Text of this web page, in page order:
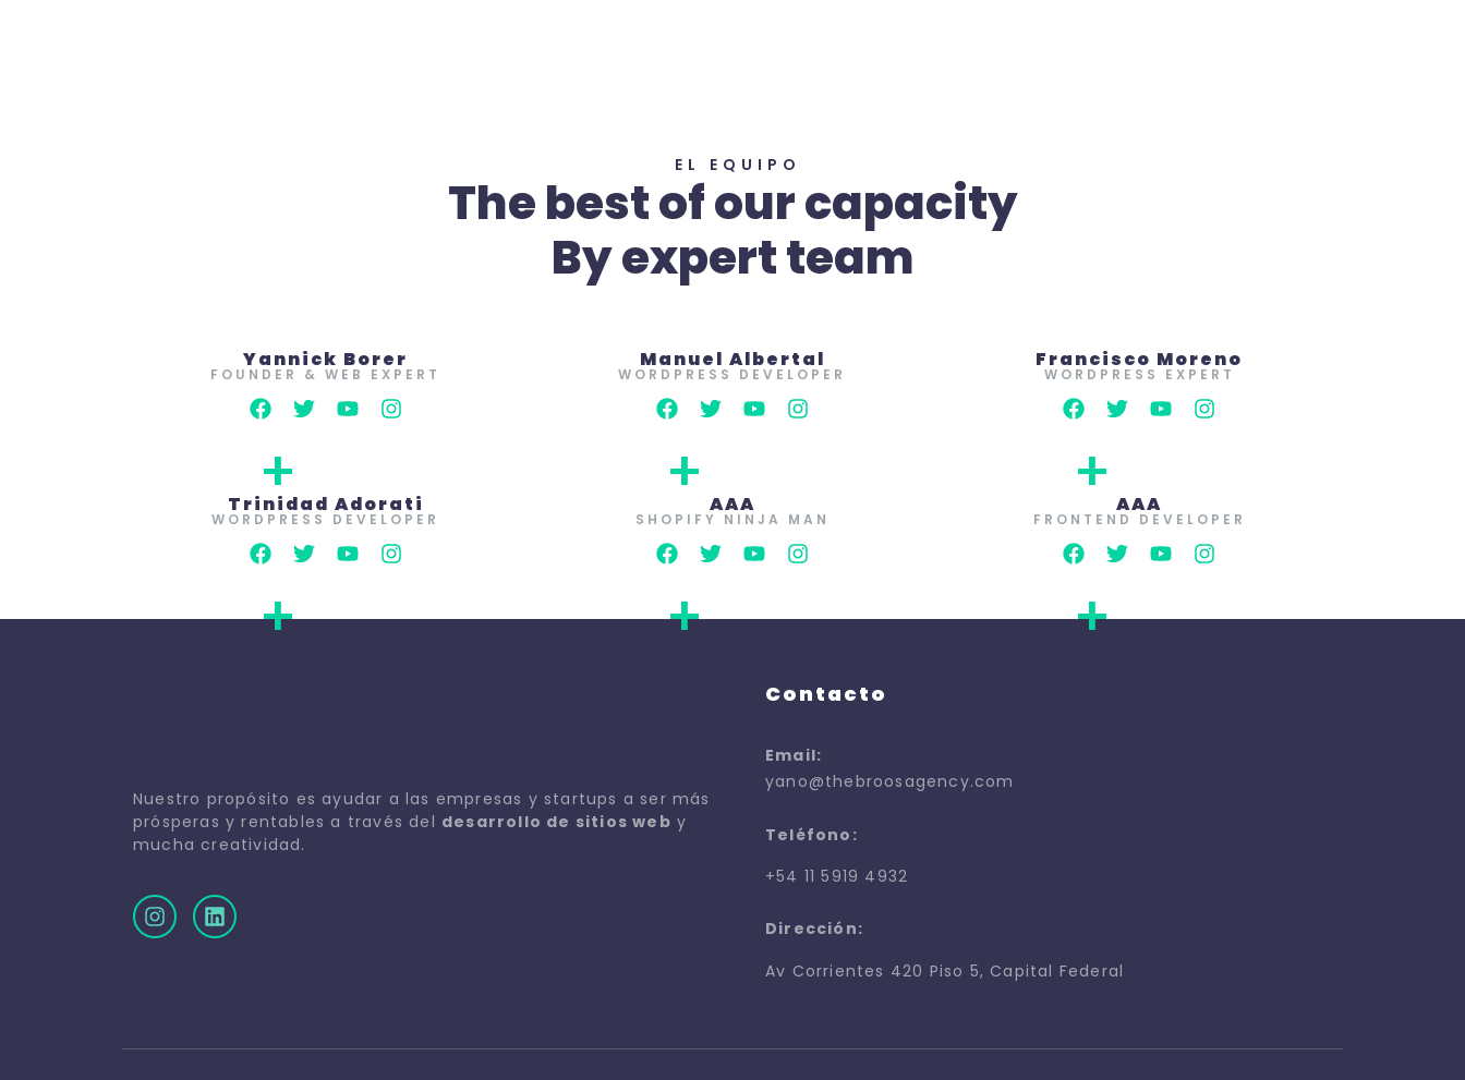
EL EQUIPO
The best of our capacity
By expert team
+
Yannick Borer
FOUNDER & WEB EXPERT
+
Manuel Albertal
WORDPRESS DEVELOPER
+
Francisco Moreno
WORDPRESS EXPERT
+
Trinidad Adorati
WORDPRESS DEVELOPER
+
AAA
SHOPIFY NINJA MAN
+
AAA
FRONTEND DEVELOPER
Nuestro propósito es ayudar a las empresas y startups a ser más
prósperas y rentables a través del desarrollo de sitios web y
mucha creatividad.
Contacto
Email:
yano@thebroosagency.com
Teléfono:
+54 11 5919 4932
Dirección:
Av Corrientes 420 Piso 5, Capital Federal